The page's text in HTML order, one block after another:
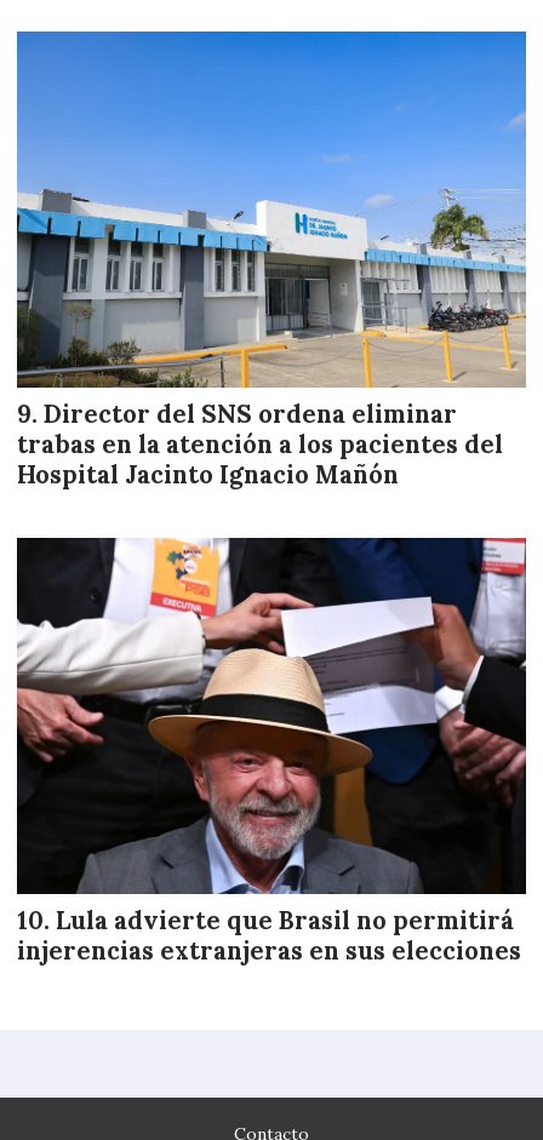
Director del SNS ordena eliminar
trabas en la atención a los pacientes del
Hospital Jacinto Ignacio Mañón
Lula advierte que Brasil no permitirá
injerencias extranjeras en sus elecciones
Contacto